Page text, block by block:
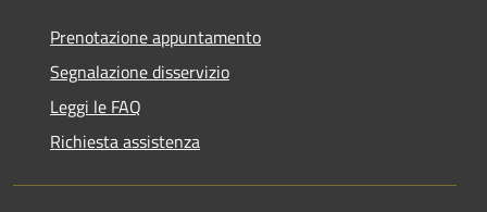
Prenotazione appuntamento
Segnalazione disservizio
Leggi le FAQ
Richiesta assistenza